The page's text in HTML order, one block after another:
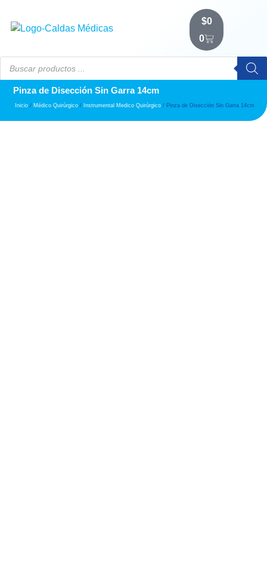
$0
0
Pinza de Disección Sin Garra 14cm
Inicio / Médico Quirúrgico / Instrumental Medico Quirúrgico / Pinza de Disección Sin Garra 14cm